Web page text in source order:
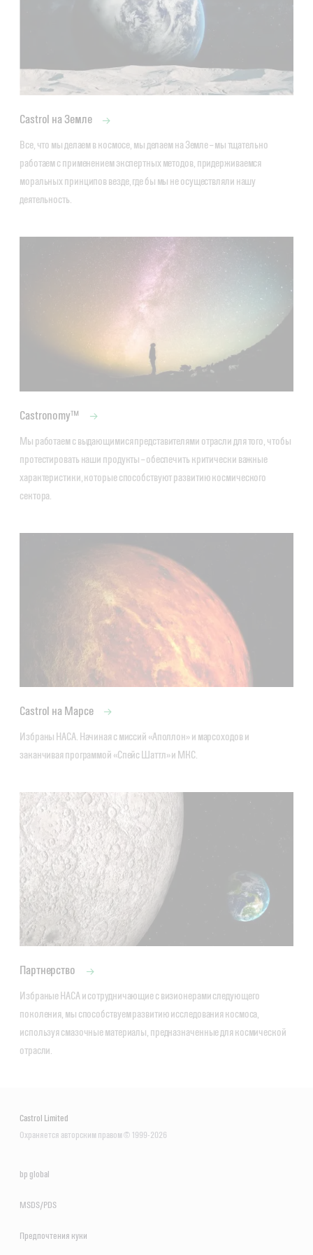
Castrol на Земле
Все, что мы делаем в космосе, мы делаем на Земле – мы тщательно
работаем с применением экспертных методов, придерживаемся
моральных принципов везде, где бы мы не осуществляли нашу
деятельность.
Castronomy™
Мы работаем с выдающимися представителями отрасли для того, чтобы
протестировать наши продукты – обеспечить критически важные
характеристики, которые способствуют развитию космического
сектора.
Castrol на Марсе
Избраны НАСА. Начиная с миссий «Аполлон» и марсоходов и
заканчивая программой «Спейс Шаттл» и МКС.
Партнерство
Избраные НАСА и сотрудничающие с визионерами следующего
поколения, мы способствуем развитию исследования космоса,
используя смазочные материалы, предназначенные для космической
отрасли.
Castrol Limited
Охраняется авторским правом © 1999-2026
bp global
MSDS/PDS
Предпочтения куки